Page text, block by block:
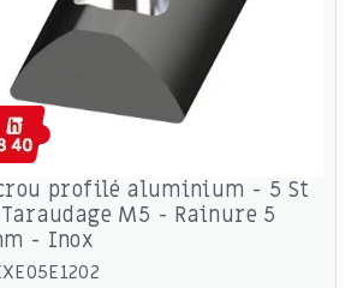
profilé aluminium - 5 St
M5 - Rainure 5
- Inox